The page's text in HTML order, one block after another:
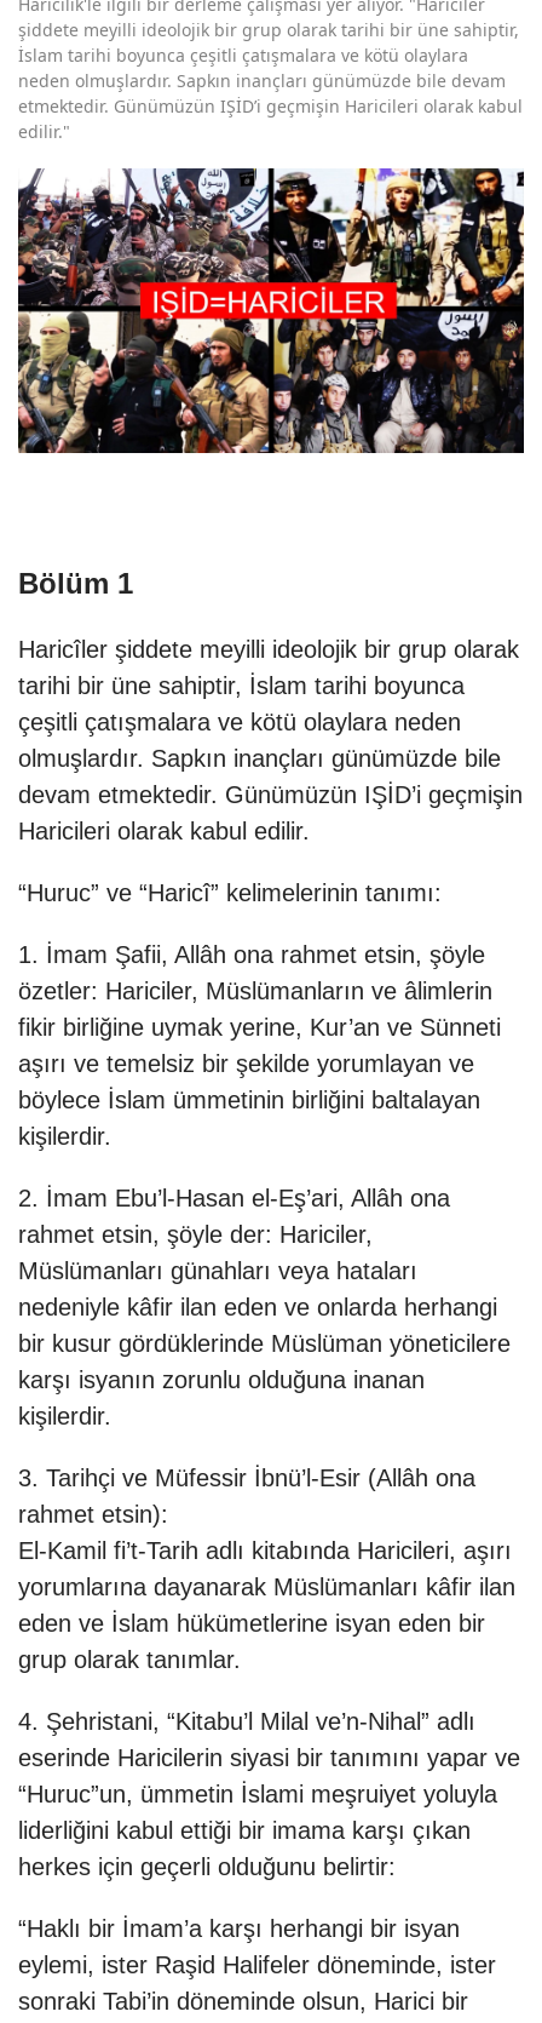
şiddete meyilli ideolojik bir grup olarak tarihi bir üne sahiptir,
İslam tarihi boyunca çeşitli çatışmalara ve kötü olaylara
neden olmuşlardır. Sapkın inançları günümüzde bile devam
etmektedir. Günümüzün IŞİD’i geçmişin Haricileri olarak kabul
edilir."
Bölüm 1
Haricîler şiddete meyilli ideolojik bir grup olarak
tarihi bir üne sahiptir, İslam tarihi boyunca
çeşitli çatışmalara ve kötü olaylara neden
olmuşlardır. Sapkın inançları günümüzde bile
devam etmektedir. Günümüzün IŞİD’i geçmişin
Haricileri olarak kabul edilir.
“Huruc” ve “Haricî” kelimelerinin tanımı:
1. İmam Şafii, Allâh ona rahmet etsin, şöyle
özetler: Hariciler, Müslümanların ve âlimlerin
fikir birliğine uymak yerine, Kur’an ve Sünneti
aşırı ve temelsiz bir şekilde yorumlayan ve
böylece İslam ümmetinin birliğini baltalayan
kişilerdir.
2. İmam Ebu’l-Hasan el-Eş’ari, Allâh ona
rahmet etsin, şöyle der: Hariciler,
Müslümanları günahları veya hataları
nedeniyle kâfir ilan eden ve onlarda herhangi
bir kusur gördüklerinde Müslüman yöneticilere
karşı isyanın zorunlu olduğuna inanan
kişilerdir.
3. Tarihçi ve Müfessir İbnü’l-Esir (Allâh ona
rahmet etsin):
El-Kamil fi’t-Tarih adlı kitabında Haricileri, aşırı
yorumlarına dayanarak Müslümanları kâfir ilan
eden ve İslam hükümetlerine isyan eden bir
grup olarak tanımlar.
4. Şehristani, “Kitabu’l Milal ve’n-Nihal” adlı
eserinde Haricilerin siyasi bir tanımını yapar ve
“Huruc”un, ümmetin İslami meşruiyet yoluyla
liderliğini kabul ettiği bir imama karşı çıkan
herkes için geçerli olduğunu belirtir:
“Haklı bir İmam’a karşı herhangi bir isyan
eylemi, ister Raşid Halifeler döneminde, ister
sonraki Tabi’in döneminde olsun, Harici bir